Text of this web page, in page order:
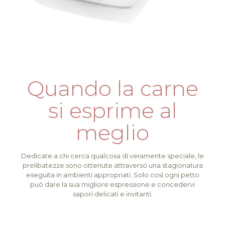
Quando la carne
si esprime al
meglio
Dedicate a chi cerca qualcosa di veramente speciale, le
prelibatezze sono ottenute attraverso una stagionatura
eseguita in ambienti appropriati. Solo così ogni petto
può dare la sua migliore espressione e concedervi
sapori delicati e invitanti.